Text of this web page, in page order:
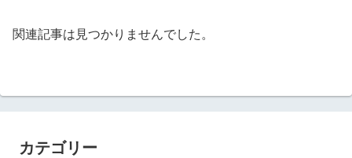
関連記事は見つかりませんでした。
カテゴリー